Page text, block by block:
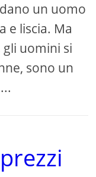
un uomo
e liscia. Ma
uomini si
sono un